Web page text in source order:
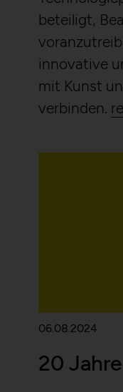
beteiligt,
innovative
mit Kunst
verbinden.
06.08.2024
20